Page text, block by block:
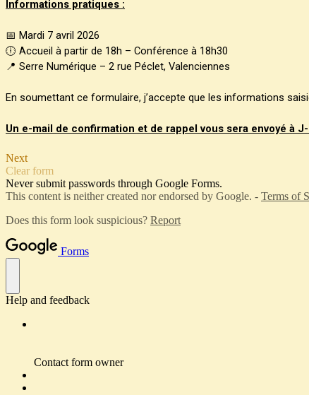
Informations pratiques :
📅 Mardi 7 avril 2026
🕕 Accueil à partir de 18h – Conférence à 18h30
📍 Serre Numérique – 2 rue Péclet, Valenciennes
En soumettant ce formulaire, j’accepte que les informations
Un e-mail de confirmation et de rappel vous sera envoyé à J-
Next
Clear form
Never submit passwords through Google Forms.
This content is neither created nor endorsed by Google. - Terms of
Does this form look suspicious? Report
Forms
Help and feedback
Contact form owner